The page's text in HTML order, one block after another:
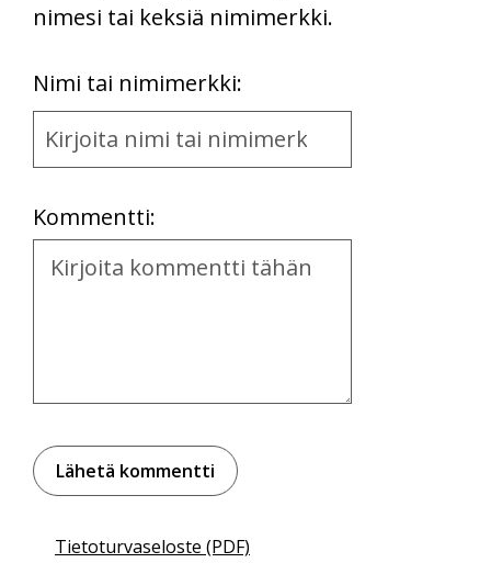
nimesi tai keksiä nimimerkki.
Nimi tai nimimerkki:
Name
and
Kommentti:
Kommentti
Tietoturvaseloste (PDF)